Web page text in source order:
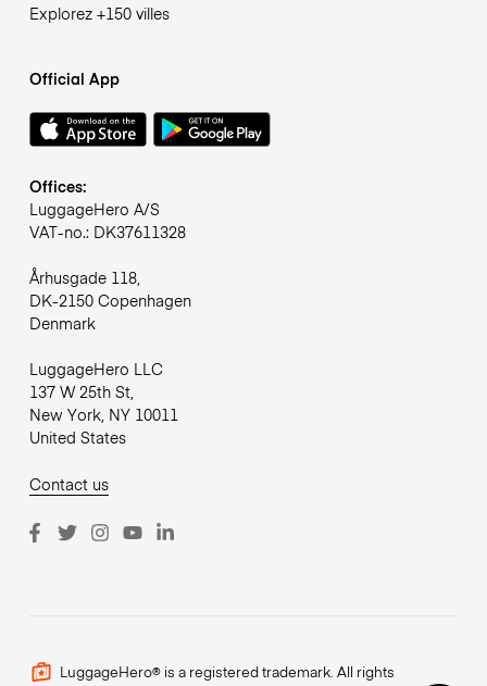
Explorez +150 villes
Official App
Offices:
LuggageHero A/S
VAT-no.: DK37611328
Århusgade 118,
DK-2150 Copenhagen
Denmark
LuggageHero LLC
137 W 25th St,
New York, NY 10011
United States
Contact us
LuggageHero® is a registered trademark. All rights